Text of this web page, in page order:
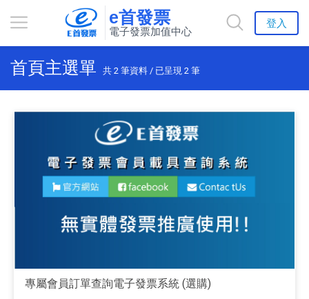
e首發票
電子發票加值中心
登入
首頁主選單 共 2 筆資料 / 已呈現 2 筆
專屬會員訂單查詢電子發票系統 (選購)